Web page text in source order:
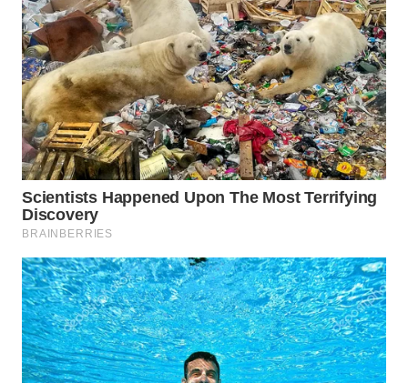
INDRAMAYU
WN
KUNINGAN
WN
MAJALENGKA
WN
SUBANG
WN
SUKABUMI
WN
PURWAKARTA